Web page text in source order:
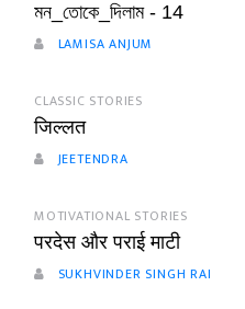
মন_তোকে_দিলাম - 14
LAMISA ANJUM
CLASSIC STORIES
जिल्लत
JEETENDRA
MOTIVATIONAL STORIES
परदेस और पराई माटी
SUKHVINDER SINGH RAI